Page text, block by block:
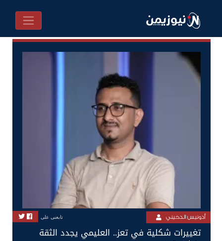
أدونيس الدخيني تابعنى على
تغييرات شكلية في تعز.. العليمي يجدد الثقة